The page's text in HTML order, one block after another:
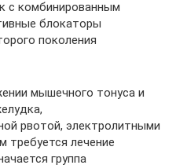
с комбинированным
блокаторы
поколения
мышечного тонуса и
рвотой, электролитными
требуется лечение
группа